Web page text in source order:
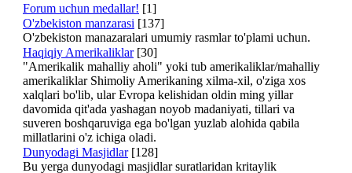
Forum uchun medallar! [1]
O'zbekiston manzarasi [137]
O'zbekiston manazaralari umumiy rasmlar to'plami uchun.
Haqiqiy Amerikaliklar [30]
"Amerikalik mahalliy aholi" yoki tub amerikaliklar/mahalliy
amerikaliklar Shimoliy Amerikaning xilma-xil, o'ziga xos
xalqlari bo'lib, ular Evropa kelishidan oldin ming yillar
davomida qit'ada yashagan noyob madaniyati, tillari va
suveren boshqaruviga ega bo'lgan yuzlab alohida qabila
millatlarini o'z ichiga oladi.
Dunyodagi Masjidlar [128]
Bu yerga dunyodagi masjidlar suratlaridan kritaylik